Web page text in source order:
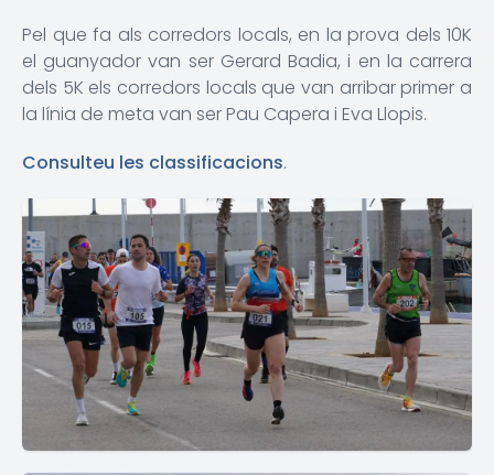
Pel que fa als corredors locals, en la prova dels 10K
el guanyador van ser Gerard Badia, i en la carrera
dels 5K els corredors locals que van arribar primer a
la línia de meta van ser Pau Capera i Eva Llopis.
Consulteu les classificacions.